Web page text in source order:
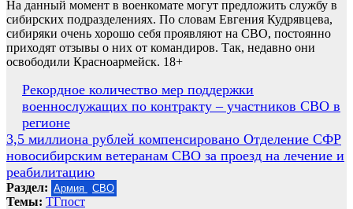
На данный момент в военкомате могут предложить службу в
сибирских подразделениях. По словам Евгения Кудрявцева,
сибиряки очень хорошо себя проявляют на СВО, постоянно
приходят отзывы о них от командиров. Так, недавно они
освободили Красноармейск. 18+
Навигация
по
записям
Рекордное количество мер поддержки
военнослужащих по контракту – участников СВО в
регионе
3,5 миллиона рублей компенсировано Отделение СФР
новосибирским ветеранам СВО за проезд на лечение и
реабилитацию
Раздел: Армия СВО
Темы: ТГпост